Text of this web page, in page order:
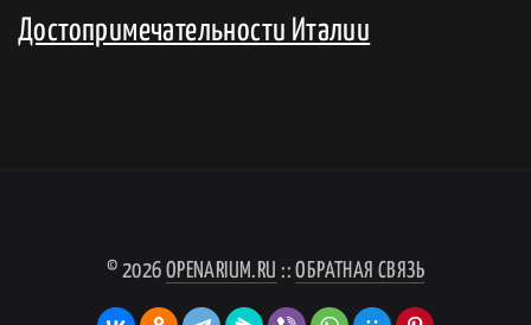
Достопримечательности Италии
© 2026 OPENARIUM.RU ::ОБРАТНАЯ СВЯЗЬ